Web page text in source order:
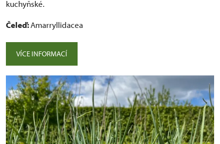
kuchyňské.
Čeleď:Amarryllidacea
VÍCE INFORMACÍ